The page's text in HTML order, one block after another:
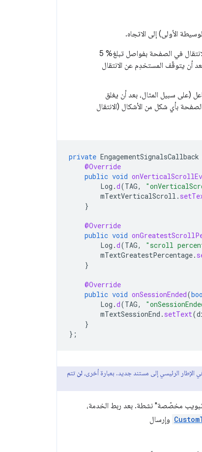
الأولى) إلى الاتجاه.
: تشير علامة التبويب المخصّصة إلى عمق الانتقال في الصفحة بفواصل تبلغ% 5
بعد أن يتوقّف المستخدِم عن الانتقال
(على سبيل المثال، بعد أن يغلق
بأي شكل من الأشكال (الانتقال
private EngagementSignalsCallback
@Override
public void
Log .d(TAG,
mTextVerticalScroll .
}
@Override
public void
Log .d(TAG, "scroll
mTextGreatestPercentage.
}
@Override
public void onSessionEnded(
Log .d(TAG,
mTextSessionEnd . setText(
}
};
الرئيسي إلى مستند جديد. بعبارة أخرى، لن تتم
مخصّصة" نشطة. بعد ربط الخدمة،
وإرسال